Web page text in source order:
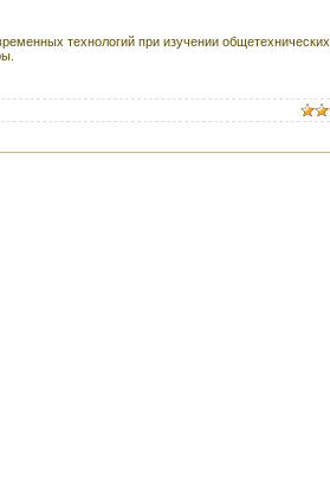
технологий при изучении общетехнических